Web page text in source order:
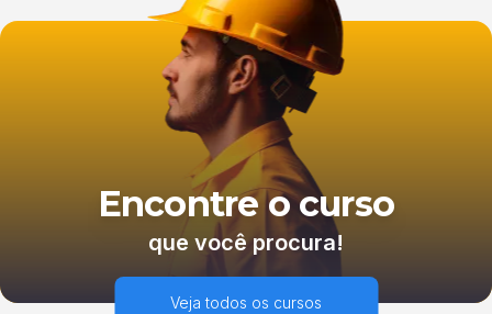
Encontre o curso
que você procura!
Veja todos os cursos